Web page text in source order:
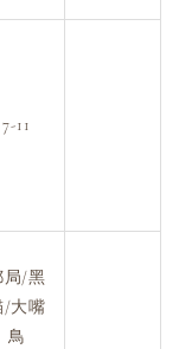
7-11
局/黑
/大嘴
鳥